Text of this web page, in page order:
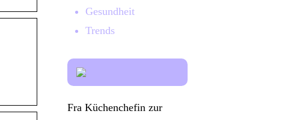
Gesundheit
Trends
Fra Küchenchefin zur